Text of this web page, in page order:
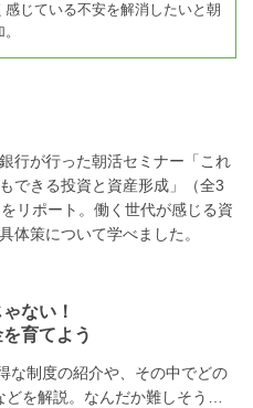
感じている不安を解消したいと朝
行が行った朝活セミナー「これ
できる投資と資産形成」（全3
リポート。働く世代が感じる資
体策について学べました。
ない！
育てよう
な制度の紹介や、その中でどの
を解説。なんだか難しそう…